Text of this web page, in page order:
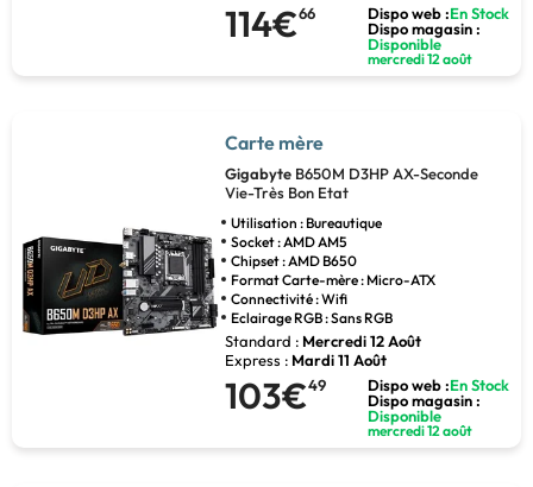
114€66 Dispo web :En Stock
Dispo magasin :
Disponible
mercredi 12 août
Carte mère
Gigabyte B650M D3HP AX-Seconde
Vie-Très Bon Etat
Utilisation : Bureautique
Socket : AMD AM5
Chipset : AMD B650
Format Carte-mère : Micro-ATX
Connectivité : Wifi
Eclairage RGB : Sans RGB
Standard : Mercredi 12 Août
Express : Mardi 11 Août
103€49 Dispo web :En Stock
Dispo magasin :
Disponible
mercredi 12 août